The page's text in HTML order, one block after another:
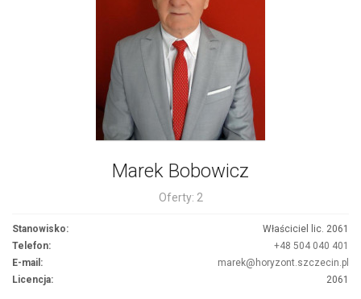
Marek Bobowicz
Oferty: 2
Stanowisko:
Właściciel lic. 2061
Telefon:
+48 504 040 401
E-mail:
marek@horyzont.szczecin.pl
Licencja:
2061